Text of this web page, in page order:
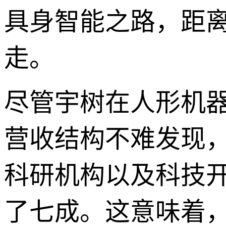
具身智能之路，距
走。
尽管宇树在人形机
营收结构不难发现
科研机构以及科技
了七成。这意味着